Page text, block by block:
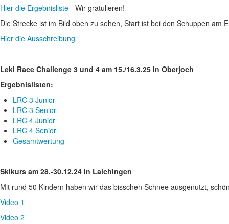
Hier die Ergebnisliste - Wir gratulieren!
Die Strecke ist im Bild oben zu sehen, Start ist bei den Schuppen am
Hier die Ausschreibung
Leki Race Challenge 3 und 4 am 15./16.3.25 in Oberjoch
Ergebnislisten:
LRC 3 Junior
LRC 3 Senior
LRC 4 Junior
LRC 4 Senior
Gesamtwertung
Skikurs am 28.-30.12.24 in Laichingen
Mit rund 50 Kindern haben wir das bisschen Schnee ausgenutzt,
Video 1
Video 2